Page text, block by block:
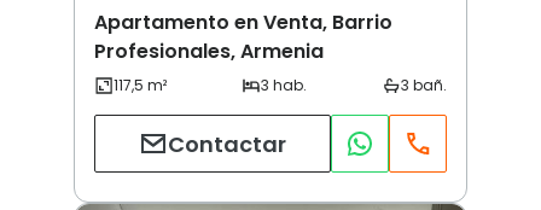
Apartamento en Venta, Barrio
Profesionales, Armenia
Contactar